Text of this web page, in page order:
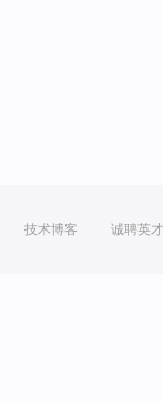
技术博客 诚聘英才